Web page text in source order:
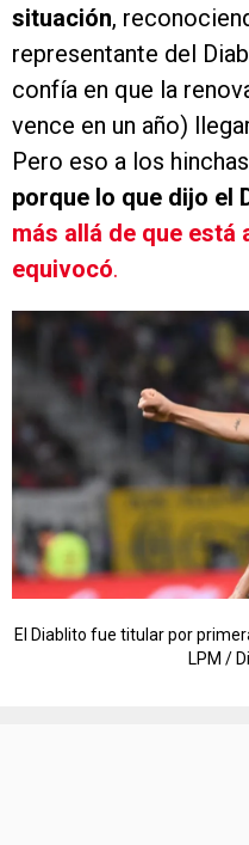
situación,
representante del
confía en que la
vence en un año)
Pero eso a los
porque lo que dijo el
más allá de que está
equivocó.
El Diablito fue titular por
LPM /